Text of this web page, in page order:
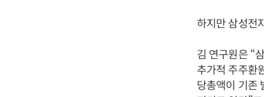
하지만 삼성전
김 연구원은 “
추가적 주주환
당총액이 기존